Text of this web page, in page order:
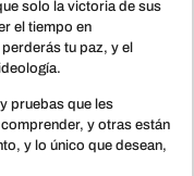
solo la victoria de sus
el tiempo en
tu paz, y el
pruebas que les
y otras están
y lo único que desean,